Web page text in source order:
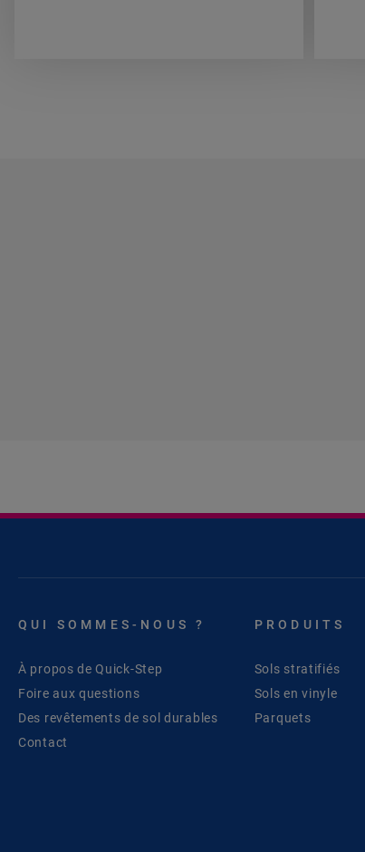
QUI SOMMES-NOUS ?
À propos de Quick-Step
Foire aux questions
Des revêtements de sol durables
Contact
PRODUITS
Sols stratifiés
Sols en vinyle
Parquets